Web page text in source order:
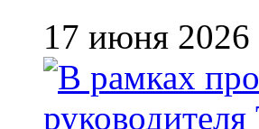
17 июня 2026